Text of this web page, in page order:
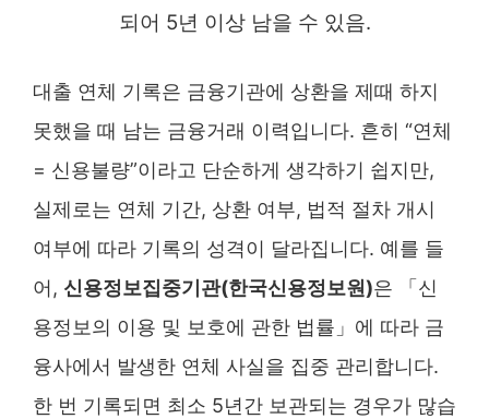
되어 5년 이상 남을 수 있음.
대출 연체 기록은 금융기관에 상환을 제때 하지
못했을 때 남는 금융거래 이력입니다. 흔히 “연체
= 신용불량”이라고 단순하게 생각하기 쉽지만,
실제로는 연체 기간, 상환 여부, 법적 절차 개시
여부에 따라 기록의 성격이 달라집니다. 예를 들
어, 신용정보집중기관(한국신용정보원)은 「신
용정보의 이용 및 보호에 관한 법률」에 따라 금
융사에서 발생한 연체 사실을 집중 관리합니다.
한 번 기록되면 최소 5년간 보관되는 경우가 많습